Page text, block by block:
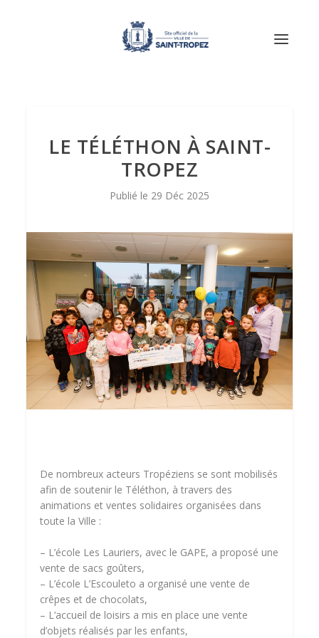
LE TÉLÉTHON À SAINT-
TROPEZ
29 Déc 2025
De nombreux acteurs Tropéziens se sont mobilisés
afin de soutenir le Téléthon, à travers des
animations et ventes solidaires organisées dans
toute la Ville :
– L’école Les Lauriers, avec le GAPE, a proposé une
vente de sacs goûters,
– L’école L’Escouleto a organisé une vente de
crêpes et de chocolats,
– L’accueil de loisirs a mis en place une vente
d’objets réalisés par les enfants,